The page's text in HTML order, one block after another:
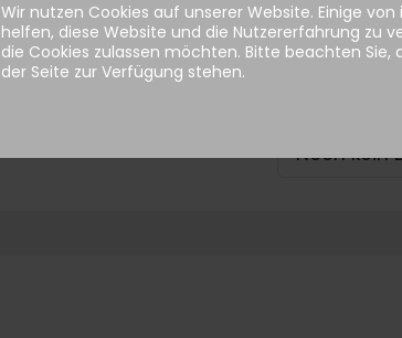
Passwort
Noch kein
Wir nutzen Cookies auf unserer Website. Einige
helfen, diese Website und die Nutzererfahrung zu
die Cookies zulassen möchten. Bitte beachten
der Seite zur Verfügung stehen.